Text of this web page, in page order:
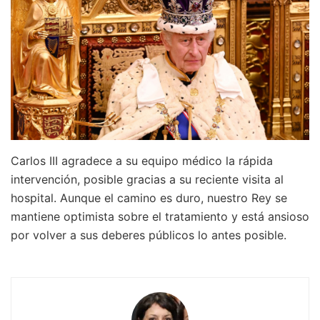
Carlos III agradece a su equipo médico la rápida
intervención, posible gracias a su reciente visita al
hospital. Aunque el camino es duro, nuestro Rey se
mantiene optimista sobre el tratamiento y está ansioso
por volver a sus deberes públicos lo antes posible.